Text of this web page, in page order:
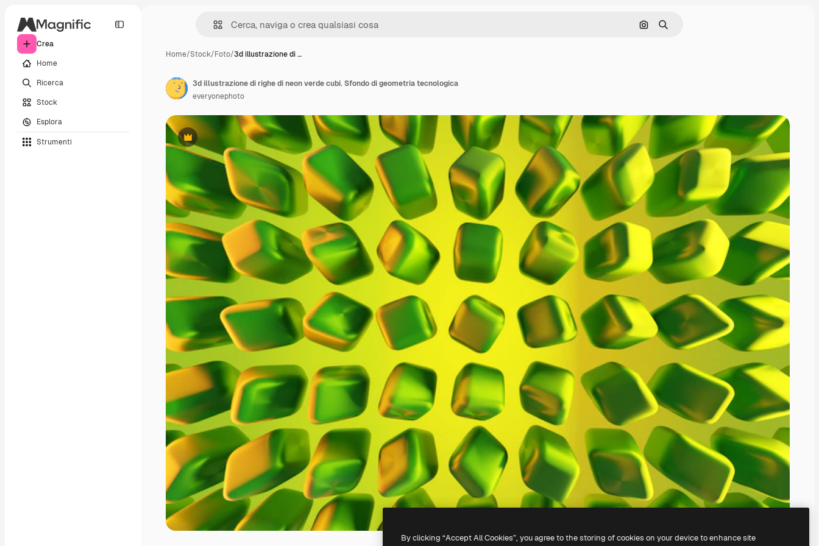
Crea
Home
Ricerca
Stock
Esplora
Strumenti
Cerca per immagine
Ricerca
Home/Stock/Foto/3d illustrazione di …
Premium
3d illustrazione di righe di neon verde cubi. Sfondo di geometria tecnologica
everyonephoto
By clicking “Accept All Cookies”, you agree to the storing of cookies on your device to enhance site